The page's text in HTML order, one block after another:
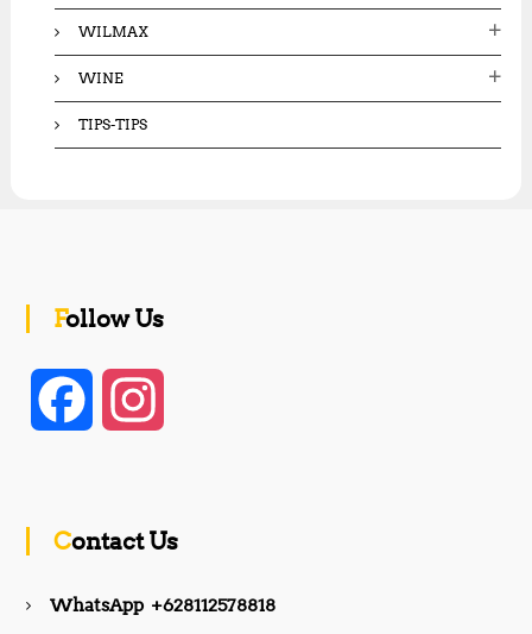
WILMAX
WINE
TIPS-TIPS
Follow Us
Contact Us
WhatsApp +628112578818